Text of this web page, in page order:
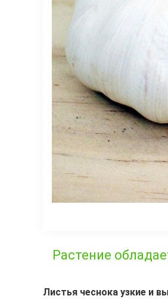
Растение
Листья чеснока узкие и